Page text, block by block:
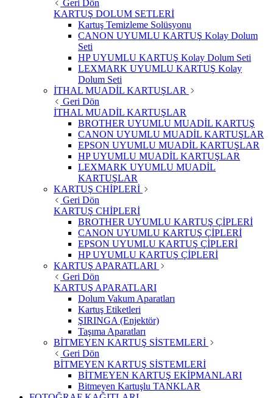
Geri Dön
KARTUŞ DOLUM SETLERİ
Kartuş Temizleme Solüsyonu
CANON UYUMLU KARTUŞ Kolay Dolum
Seti
HP UYUMLU KARTUŞ Kolay Dolum Seti
LEXMARK UYUMLU KARTUŞ Kolay
Dolum Seti
İTHAL MUADİL KARTUŞLAR
Geri Dön
İTHAL MUADİL KARTUŞLAR
BROTHER UYUMLU MUADİL KARTUŞ
CANON UYUMLU MUADİL KARTUŞLAR
EPSON UYUMLU MUADİL KARTUŞLAR
HP UYUMLU MUADİL KARTUŞLAR
LEXMARK UYUMLU MUADİL
KARTUŞLAR
KARTUŞ CHİPLERİ
Geri Dön
KARTUŞ CHİPLERİ
BROTHER UYUMLU KARTUŞ ÇİPLERİ
CANON UYUMLU KARTUŞ ÇİPLERİ
EPSON UYUMLU KARTUŞ ÇİPLERİ
HP UYUMLU KARTUŞ ÇİPLERİ
KARTUŞ APARATLARI
Geri Dön
KARTUŞ APARATLARI
Dolum Vakum Aparatları
Kartuş Etiketleri
ŞIRINGA (Enjektör)
Taşıma Aparatları
BİTMEYEN KARTUŞ SİSTEMLERİ
Geri Dön
BİTMEYEN KARTUŞ SİSTEMLERİ
BİTMEYEN KARTUŞ EKİPMANLARI
Bitmeyen Kartuşlu TANKLAR